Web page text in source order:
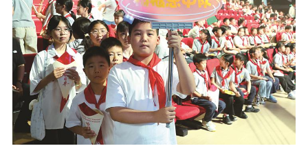
精品生产 文化惠民
文化传承
文化交流
体制改革
文化产业
紫金文化艺术节
品牌活动 紫艺舞台
精神文明
文明创建 文明实践
文明培育